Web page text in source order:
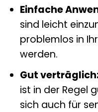
Einfache
sind leicht
problemlos in
werden.
Gut
ist in der Regel
sich auch für